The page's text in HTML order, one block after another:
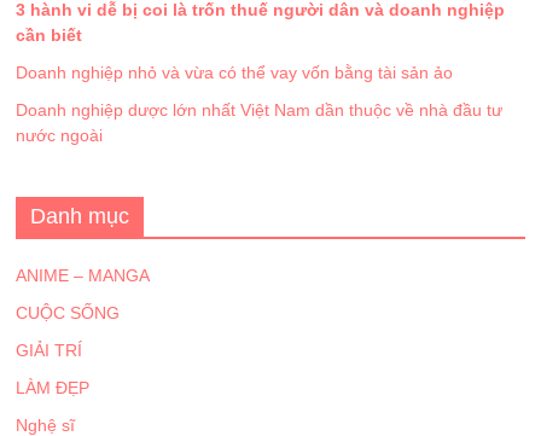
3 hành vi dễ bị coi là trốn thuế người dân và doanh nghiệp
cần biết
Doanh nghiệp nhỏ và vừa có thể vay vốn bằng tài sản ảo
Doanh nghiệp dược lớn nhất Việt Nam dần thuộc về nhà đầu tư
nước ngoài
Danh mục
ANIME – MANGA
CUỘC SỐNG
GIẢI TRÍ
LÀM ĐẸP
Nghệ sĩ